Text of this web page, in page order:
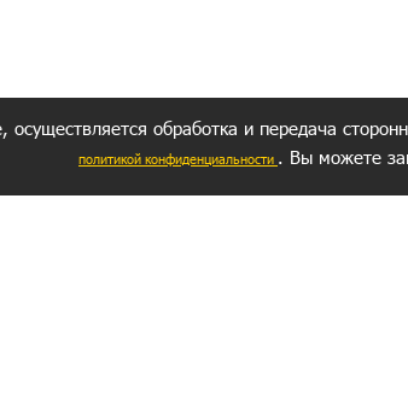
осуществляется обработка и передача
политикой конфиденциальности . Вы можете